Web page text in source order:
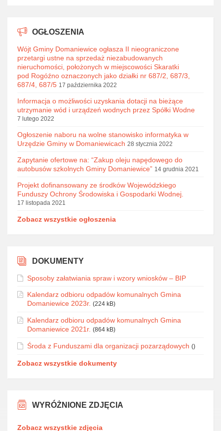
OGŁOSZENIA
Wójt Gminy Domaniewice ogłasza II nieograniczone
przetargi ustne na sprzedaż niezabudowanych
nieruchomości, położonych w miejscowości Skaratki
pod Rogóźno oznaczonych jako działki nr 687/2, 687/3,
687/4, 687/5 17 października 2022
Informacja o możliwości uzyskania dotacji na bieżące
utrzymanie wód i urządzeń wodnych przez Spółki Wodne
7 lutego 2022
Ogłoszenie naboru na wolne stanowisko informatyka w
Urzędzie Gminy w Domaniewicach 28 stycznia 2022
Zapytanie ofertowe na: “Zakup oleju napędowego do
autobusów szkolnych Gminy Domaniewice” 14 grudnia 2021
Projekt dofinansowany ze środków Wojewódzkiego
Funduszy Ochrony Środowiska i Gospodarki Wodnej.
17 listopada 2021
Zobacz wszystkie ogłoszenia
DOKUMENTY
Sposoby załatwiania spraw i wzory wniosków – BIP
Kalendarz odbioru odpadów komunalnych Gmina
Domaniewice 2023r. (224 kB)
Kalendarz odbioru odpadów komunalnych Gmina
Domaniewice 2021r. (864 kB)
Środa z Funduszami dla organizacji pozarządowych ()
Zobacz wszystkie dokumenty
WYRÓŻNIONE ZDJĘCIA
Zobacz wszystkie zdjęcia